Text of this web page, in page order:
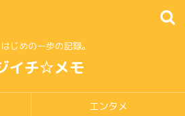
じめの一歩の記録。
イチ☆メモ
エンタメ